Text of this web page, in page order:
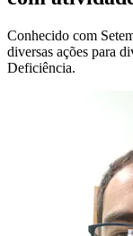
Conhecido com
diversas ações para
Deficiência.